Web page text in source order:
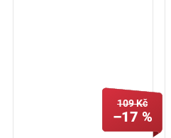
109 Kč
–17 %